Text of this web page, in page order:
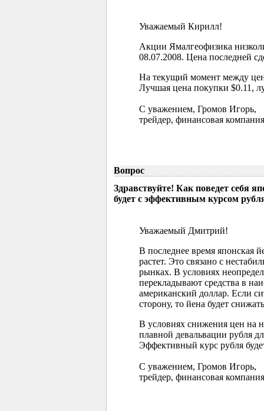
Уважаемый Кирилл!
Акции Ямалгеофизика
08.07.2008. Цена последней
На текущий момент между
Лучшая цена покупки $0.11,
С уважением, Громов Игорь,
трейдер, финансовая
Вопрос
Здравствуйте! Как поведет себя
будет с эффективным курсом
Уважаемый Дмитрий!
В последнее время
растет. Это связано с
рынках. В условиях
перекладывают средства в
американский доллар. Если
сторону, то йена будет
В условиях снижения цен на
плавной девальвации рубля
Эффективный курс рубля
С уважением, Громов Игорь,
трейдер, финансовая